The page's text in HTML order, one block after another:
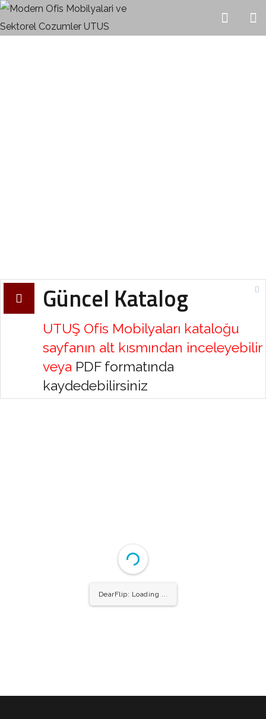
Güncel Katalog
UTUŞ Ofis Mobilyaları kataloğu
sayfanın alt kısmından inceleyebilir
veya PDF formatında
kaydedebilirsiniz
DearFlip: Loading ...